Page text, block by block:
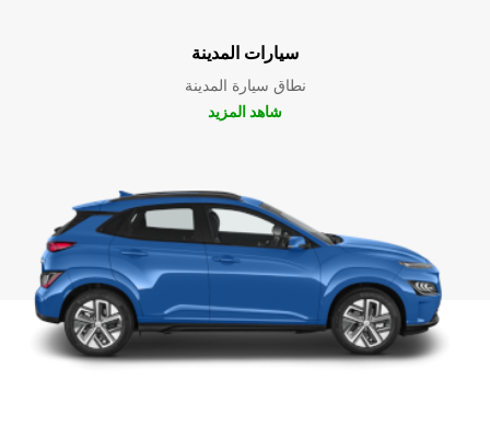
سيارات المدينة
نطاق سيارة المدينة
شاهد المزيد